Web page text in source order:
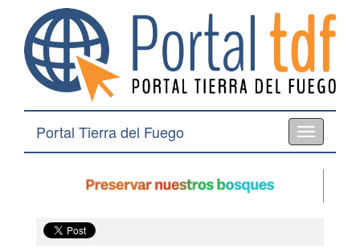
Toggle
navigation
Portal Tierra del Fuego